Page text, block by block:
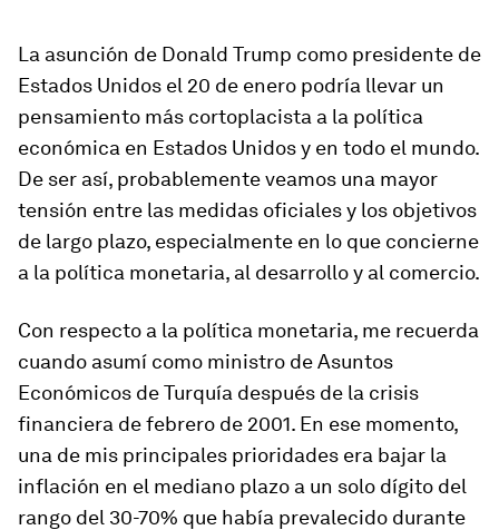
La asunción de Donald Trump como presidente de
Estados Unidos el 20 de enero podría llevar un
pensamiento más cortoplacista a la política
económica en Estados Unidos y en todo el mundo.
De ser así, probablemente veamos una mayor
tensión entre las medidas oficiales y los objetivos
de largo plazo, especialmente en lo que concierne
a la política monetaria, al desarrollo y al comercio.
Con respecto a la política monetaria, me recuerda
cuando asumí como ministro de Asuntos
Económicos de Turquía después de la crisis
financiera de febrero de 2001. En ese momento,
una de mis principales prioridades era bajar la
inflación en el mediano plazo a un solo dígito del
rango del 30-70% que había prevalecido durante